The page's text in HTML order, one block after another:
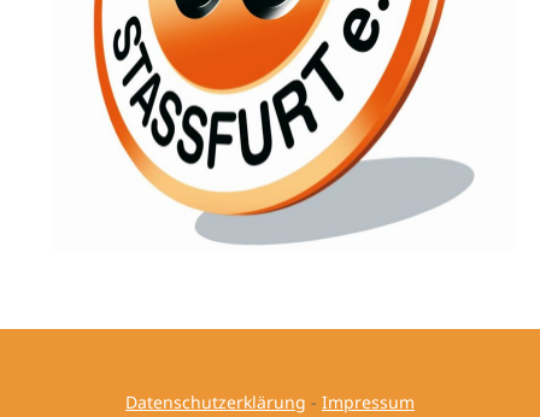
Datenschutzerklärung - Impressum